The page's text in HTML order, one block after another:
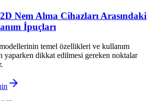
Nem Alma Cihazları Arasındaki
İpuçları
temel özellikleri ve kullanım
yaparken dikkat edilmesi gereken noktalar